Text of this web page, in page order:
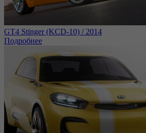
GT4 Stinger (KCD-10) / 2014
Подробнее